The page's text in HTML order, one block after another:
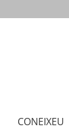
CONEIXEU